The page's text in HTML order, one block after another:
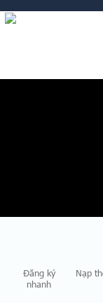
Đăng ký
nhanh
Nạp